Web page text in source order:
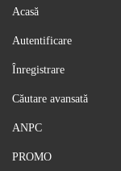
Acasă
Autentificare
Înregistrare
Căutare avansată
ANPC
PROMO